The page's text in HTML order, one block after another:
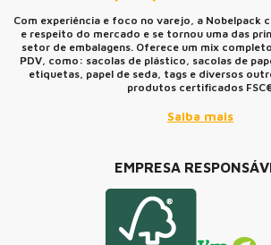
Com experiência e foco no varejo, a Nobelpack
e respeito do mercado e se tornou uma das
setor de embalagens. Oferece um mix
PDV, como: sacolas de plástico, sacolas de
etiquetas, papel de seda, tags e diversos
produtos certificados
Saiba mais
EMPRESA